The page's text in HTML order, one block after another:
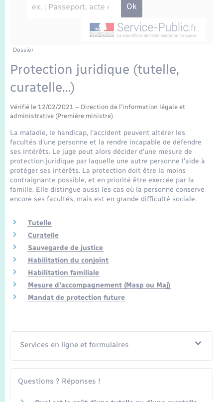
Etat-civil - Papiers - Citoyenneté
Parrainage civil
Concessions funéraires
Nouvel habitant
Numérique
Organisation d’événement
Sécurité - Prévention
Seniors
Transports
Transports scolaires
Voirie et espace public
Travaux - Autorisation d’occupation de l’espace
Plan interactif
La Communauté de communes
Dossier
Protection juridique (tutelle,
curatelle…)
Vérifié le 12/02/2021 – Direction de l'information légale et
administrative (Première ministre)
La maladie, le handicap, l'accident peuvent altérer les
facultés d'une personne et la rendre incapable de défendre
ses intérêts. Le juge peut alors décider d'une mesure de
protection juridique par laquelle une autre personne l'aide à
protéger ses intérêts. La protection doit être la moins
contraignante possible, et en priorité être exercée par la
famille. Elle distingue aussi les cas où la personne conserve
encore ses facultés, mais est en grande difficulté sociale.
Tutelle
Curatelle
Sauvegarde de justice
Habilitation du conjoint
Habilitation familiale
Mesure d'accompagnement (Masp ou Maj)
Mandat de protection future
Services en ligne et formulaires
Questions ? Réponses !